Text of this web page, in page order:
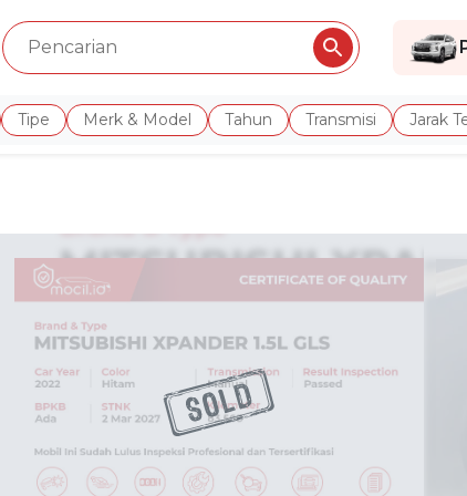
Tipe Merk & Model Tahun Transmisi Jarak